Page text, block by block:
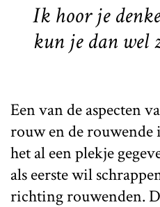
Ik hoor je
kun je dan wel
Een van de aspecten
rouw en de rouwende
het al een plekje
als eerste wil
richting rouwenden.